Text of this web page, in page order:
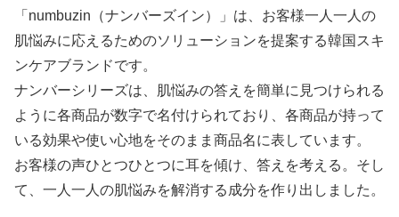
「numbuzin（ナンバーズイン）」は、お客様一人一人の
肌悩みに応えるためのソリューションを提案する韓国スキ
ンケアブランドです。
ナンバーシリーズは、肌悩みの答えを簡単に見つけられる
ように各商品が数字で名付けられており、各商品が持って
いる効果や使い心地をそのまま商品名に表しています。
お客様の声ひとつひとつに耳を傾け、答えを考える。そし
て、一人一人の肌悩みを解消する成分を作り出しました。